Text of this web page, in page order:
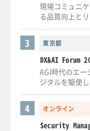
現場コミュニ
る品質向上と
東京都
3
DX&AI Forum
AGI時代のエ
ジタルを駆使
オンライン
4
Security